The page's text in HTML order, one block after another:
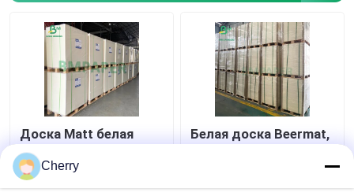
Доска Matt белая
Woodfree без
покрытия бумажная
для брошюр карты
Белая доска Beermat,
бумага 0.7mm
Cherry